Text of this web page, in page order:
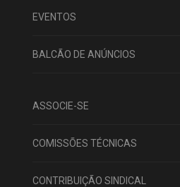
EVENTOS
BALCÃO DE ANÚNCIOS
ASSOCIE-SE
COMISSÕES TÉCNICAS
CONTRIBUIÇÃO SINDICAL